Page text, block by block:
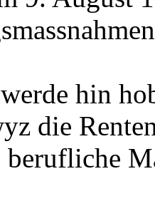
hin
die
berufliche